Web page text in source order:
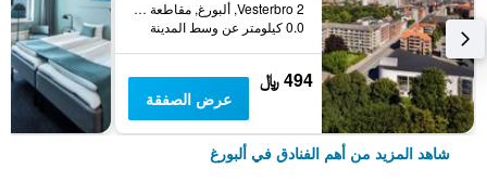
Vesterbro 2, ألبورغ, مقاطعة شمال غوتلاند, الدانمارك
0.0 كيلومتر عن وسط المدينة
494 ﷼
عرض الصفقة
شاهد المزيد من أهم الفنادق في ألبورغ